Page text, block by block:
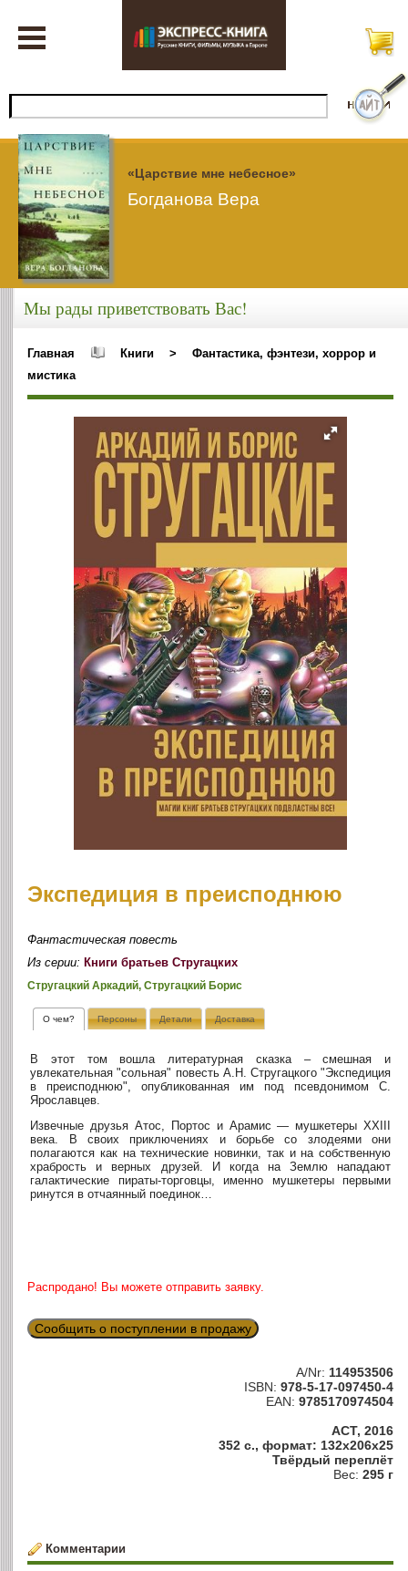
«Царствие мне небесное»
Богданова Вера
Мы рады приветствовать Вас!
Главная Книги >
Фантастика, фэнтези, хоррор и
мистика
Экспедиция в преисподнюю
Фантастическая повесть
Из серии: Книги братьев Стругацких
Стругацкий Аркадий, Стругацкий Борис
О чем? Персоны Детали Доставка
В этот том вошла литературная сказка – смешная и
увлекательная "сольная" повесть А.Н. Стругацкого "Экспедиция
в преисподнюю", опубликованная им под псевдонимом С.
Ярославцев.
Извечные друзья Атос, Портос и Арамис — мушкетеры XXIII
века. В своих приключениях и борьбе со злодеями они
полагаются как на технические новинки, так и на собственную
храбрость и верных друзей. И когда на Землю нападают
галактические пираты-торговцы, именно мушкетеры первыми
ринутся в отчаянный поединок…
Распродано! Вы можете отправить заявку.
Сообщить о поступлении в продажу
A/Nr: 114953506
ISBN: 978-5-17-097450-4
EAN: 9785170974504
АСТ, 2016
352 с., формат: 132x206x25
Твёрдый переплёт
Вес: 295 г
Комментарии